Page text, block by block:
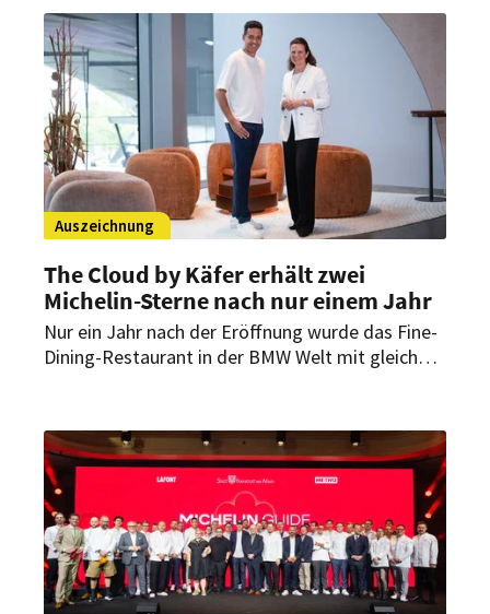
Schimkowitsch über den Moment danach, ein
Team, das zur Familie wurde, und die neue
internationale Strahlkraft für Deidesheim und die
Pfalz.
Auszeichnung
The Cloud by Käfer erhält zwei
Michelin-Sterne nach nur einem Jahr
Nur ein Jahr nach der Eröffnung wurde das Fine-
Dining-Restaurant in der BMW Welt mit gleich
Küchenchef Jens Madsen und seinem Team, das
internationale Einflüsse mit präzisem Handwerk
verbindet.